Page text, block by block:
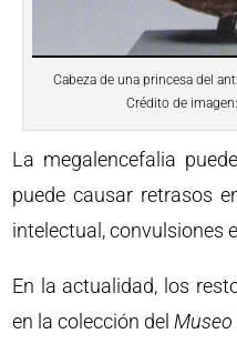
Cabeza de una princesa del
Crédito de
La megalencefalia
puede causar retrasos
intelectual, convulsiones
En la actualidad, los
en la colección delMuseo